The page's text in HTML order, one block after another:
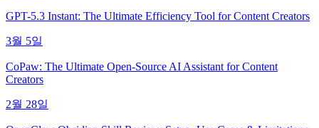
GPT-5.3 Instant: The Ultimate Efficiency Tool for Content Creators
3월 5일
CoPaw: The Ultimate Open-Source AI Assistant for Content
Creators
2월 28일